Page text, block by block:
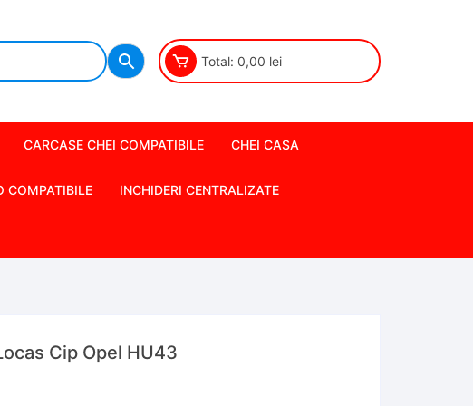
Total: 0,00 lei
CARCASE CHEI COMPATIBILE CHEI CASA
COMPATIBILE INCHIDERI CENTRALIZATE
Cip Opel HU43